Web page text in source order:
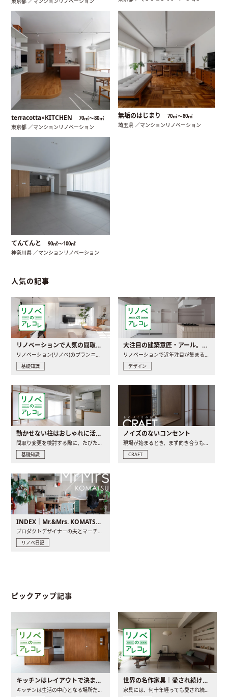
terracotta×KITCHEN 70㎡〜80㎡
東京都 ／マンションリノベーション
無垢のはじまり 70㎡〜80㎡
埼玉県 ／マンションリノベーション
てんてんと 90㎡〜100㎡
神奈川県 ／マンションリノベーション
人気の記事
リノベーションで人気の間取りとは？トレンドの間取りと実例を徹底解説
リノベーション(リノベ)のプランニングで一番最初に決めるのは..
基礎知識
大注目の建築意匠・アール。人気の理由と空間に取り入れるポイント
リノベーションで近年注目が集まる建築意匠の一つであるアール..
デザイン
動かせない柱はおしゃれに活用！柱を魅せるリノベーション(リノベ)4選
間取り変更を検討する際に、たびたび皆さんの頭を悩ませる動か..
基礎知識
ノイズのないコンセント
現場が始まるとき、まず向き合うものの一つがコンセントです..
CRAFT
INDEX｜Mr.&Mrs. KOMATSU renovation diary
プロダクトデザイナーの夫とマーチャンダイザーの妻が、夫婦で..
リノベ日記
ピックアップ記事
キッチンはレイアウトで決まる。後悔しないための考え方と選び方 世界の名作家具｜愛され続ける理由と一生モノとの出会い方